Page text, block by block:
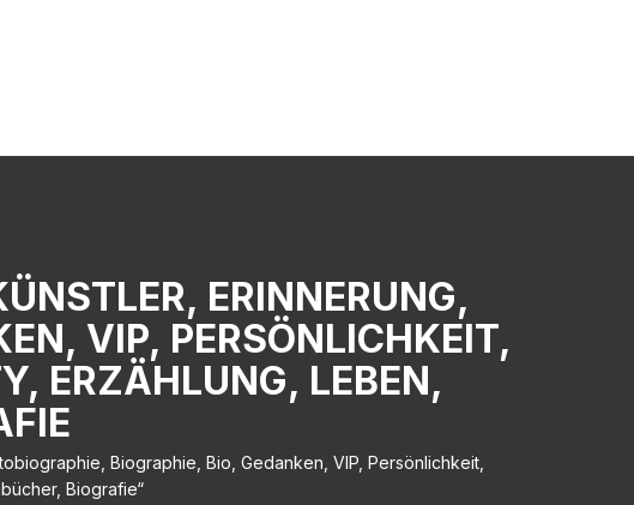
ERINNERUNG,
VIP, PERSÖNLICHKEIT,
ERZÄHLUNG, LEBEN,
Biographie, Bio, Gedanken, VIP, Persönlichkeit,
Biografie“